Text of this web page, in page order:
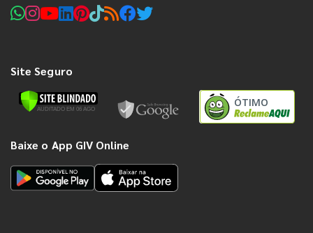
Site Seguro
ÓTIMO
Baixe o App GIV Online